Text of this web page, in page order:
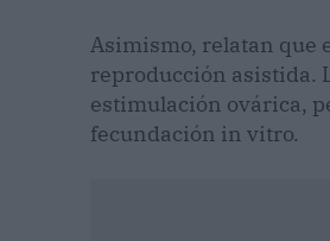
Asimismo, relatan que
reproducción asistida.
estimulación ovárica,
fecundación in vitro.